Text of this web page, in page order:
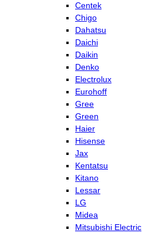
Centek
Chigo
Dahatsu
Daichi
Daikin
Denko
Electrolux
Eurohoff
Gree
Green
Haier
Hisense
Jax
Kentatsu
Kitano
Lessar
LG
Midea
Mitsubishi Electric